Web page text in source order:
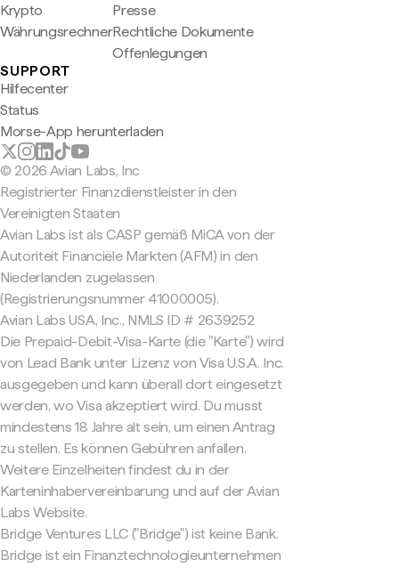
Krypto
Währungsrechner
Presse
Rechtliche Dokumente
Offenlegungen
SUPPORT
Hilfecenter
Status
Morse-App herunterladen
© 2026 Avian Labs, Inc
Registrierter Finanzdienstleister in den
Vereinigten Staaten
Avian Labs ist als CASP gemäß MiCA von der
Autoriteit Financiële Markten (AFM) in den
Niederlanden zugelassen
(Registrierungsnummer 41000005).
Avian Labs USA, Inc., NMLS ID # 2639252
Die Prepaid-Debit-Visa-Karte (die "Karte") wird
von Lead Bank unter Lizenz von Visa U.S.A. Inc.
ausgegeben und kann überall dort eingesetzt
werden, wo Visa akzeptiert wird. Du musst
mindestens 18 Jahre alt sein, um einen Antrag
zu stellen. Es können Gebühren anfallen.
Weitere Einzelheiten findest du in der
Karteninhabervereinbarung und auf der Avian
Labs Website.
Bridge Ventures LLC ("Bridge") ist keine Bank.
Bridge ist ein Finanztechnologieunternehmen